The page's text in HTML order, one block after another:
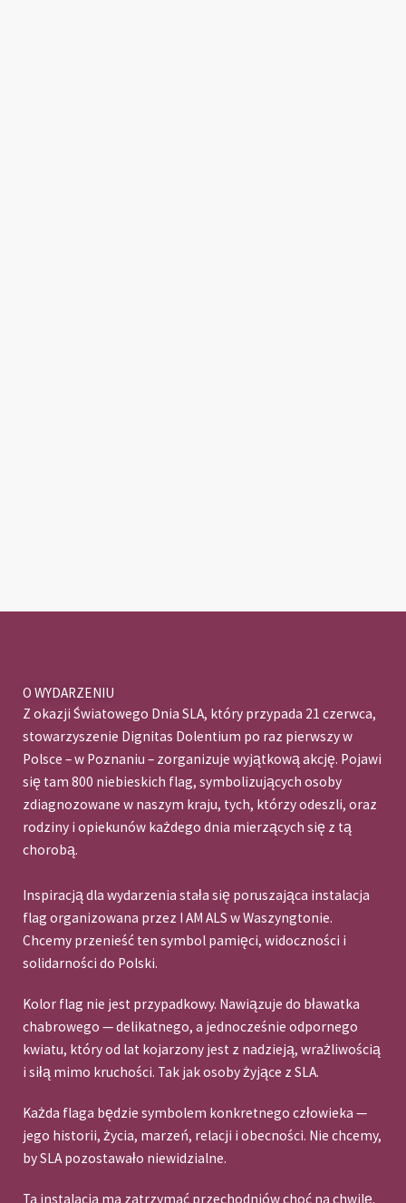
O WYDARZENIU
Z okazji Światowego Dnia SLA, który przypada 21 czerwca,
stowarzyszenie Dignitas Dolentium po raz pierwszy w
Polsce – w Poznaniu – zorganizuje wyjątkową akcję. Pojawi
się tam 800 niebieskich flag, symbolizujących osoby
zdiagnozowane w naszym kraju, tych, którzy odeszli, oraz
rodziny i opiekunów każdego dnia mierzących się z tą
chorobą.
Inspiracją dla wydarzenia stała się poruszająca instalacja
flag organizowana przez I AM ALS w Waszyngtonie.
Chcemy przenieść ten symbol pamięci, widoczności i
solidarności do Polski.
Kolor flag nie jest przypadkowy. Nawiązuje do bławatka
chabrowego — delikatnego, a jednocześnie odpornego
kwiatu, który od lat kojarzony jest z nadzieją, wrażliwością
i siłą mimo kruchości. Tak jak osoby żyjące z SLA.
Każda flaga będzie symbolem konkretnego człowieka —
jego historii, życia, marzeń, relacji i obecności. Nie chcemy,
by SLA pozostawało niewidzialne.
Ta instalacja ma zatrzymać przechodniów choć na chwilę.